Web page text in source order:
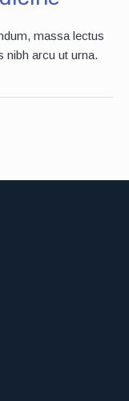
massa lectus
nibh arcu ut urna.